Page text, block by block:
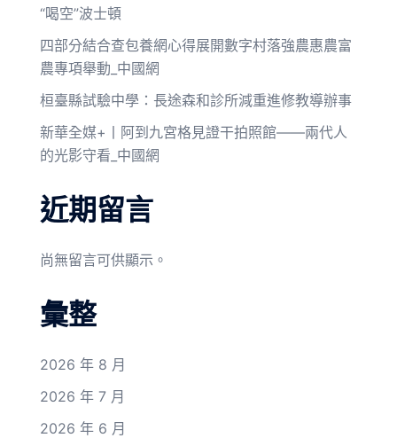
“喝空”波士頓
四部分結合查包養網心得展開數字村落強農惠農富
農專項舉動_中國網
桓臺縣試驗中學：長途森和診所減重進修教導辦事
新華全媒+丨阿到九宮格見證干拍照館——兩代人
的光影守看_中國網
近期留言
尚無留言可供顯示。
彙整
2026 年 8 月
2026 年 7 月
2026 年 6 月